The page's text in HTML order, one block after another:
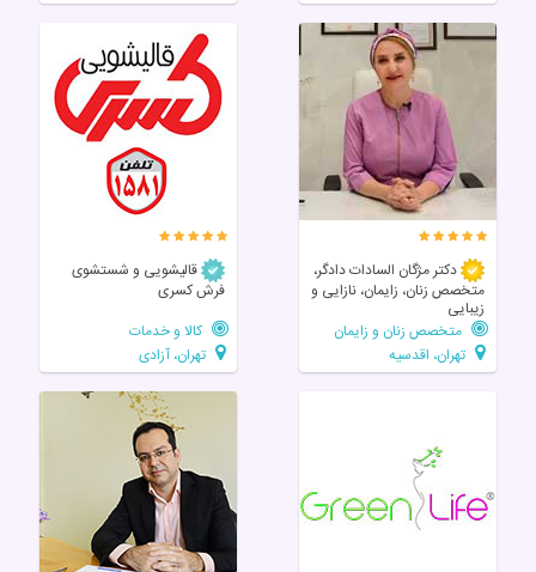
دکتر مژگان السادات دادگر،
متخصص زنان، زایمان، نازایی و
زیبایی
متخصص زنان و زایمان
تهران، اقدسیه
قالیشویی و شستشوی
فرش کسری
کالا و خدمات
تهران، آزادی